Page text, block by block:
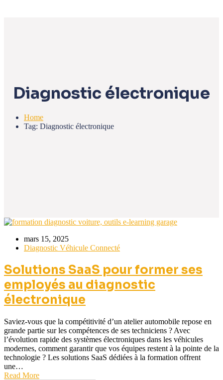
Diagnostic électronique
Home
Tag: Diagnostic électronique
mars 15, 2025
Diagnostic Véhicule Connecté
Solutions SaaS pour former ses
employés au diagnostic
électronique
Saviez-vous que la compétitivité d’un atelier automobile repose en
grande partie sur les compétences de ses techniciens ? Avec
l’évolution rapide des systèmes électroniques dans les véhicules
modernes, comment garantir que vos équipes restent à la pointe de la
technologie ? Les solutions SaaS dédiées à la formation offrent
une…
Read More